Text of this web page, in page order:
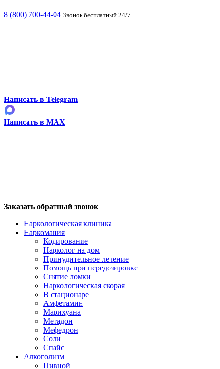
8 (800) 700-44-04 Звонок бесплатный 24/7
Написать в Telegram
Написать в MAX
Заказать обратный звонок
Наркологическая клиника
Наркомания
Кодирование
Нарколог на дом
Принудительное лечение
Помощь при передозировке
Снятие ломки
Наркологическая скорая
В стационаре
Амфетамин
Марихуана
Метадон
Мефедрон
Соли
Спайс
Алкоголизм
Пивной